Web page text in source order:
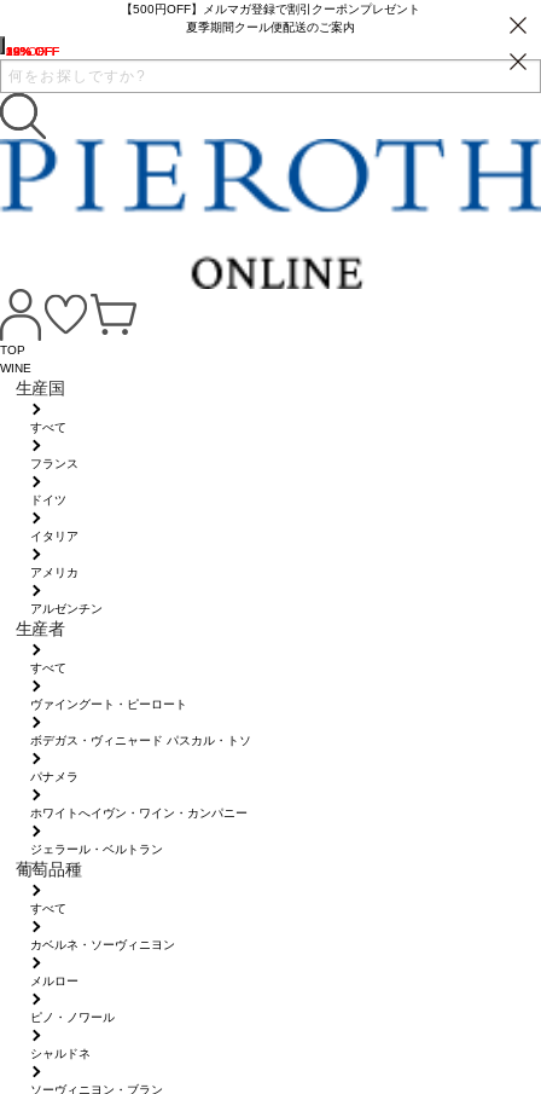
【500円OFF】メルマガ登録で割引クーポンプレゼント
夏季期間クール便配送のご案内
TOP
WINE
生産国
すべて
フランス
ドイツ
イタリア
アメリカ
アルゼンチン
生産者
すべて
ヴァイングート・ピーロート
ボデガス・ヴィニャード パスカル・トソ
パナメラ
ホワイトへイヴン・ワイン・カンパニー
ジェラール・ベルトラン
葡萄品種
すべて
カベルネ・ソーヴィニヨン
メルロー
ピノ・ノワール
シャルドネ
ソーヴィニヨン・ブラン
19% OFF
19% OFF
32% OFF
19% OFF
10% OFF
22% OFF
6% OFF